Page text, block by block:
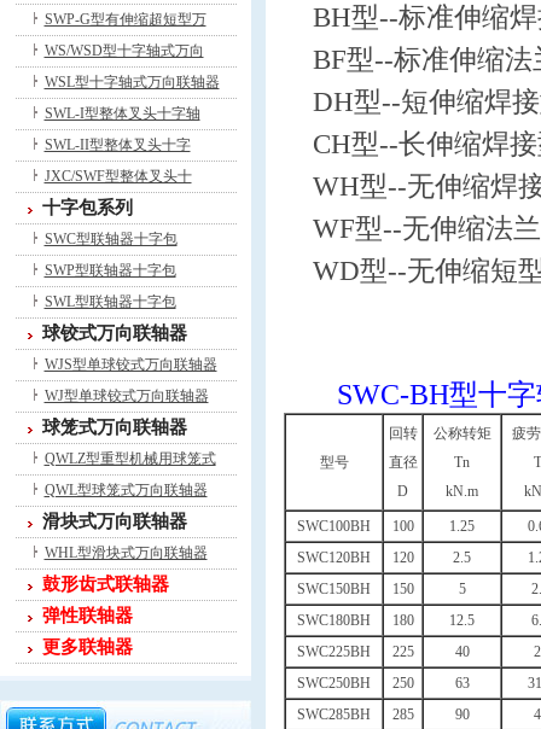
SWP-G型有伸缩超短型万
WS/WSD型十字轴式万向
WSL型十字轴式万向联轴器
SWL-I型整体叉头十字轴
SWL-II型整体叉头十字
JXC/SWF型整体叉头十
十字包系列
SWC型联轴器十字包
SWP型联轴器十字包
SWL型联轴器十字包
球铰式万向联轴器
WJS型单球铰式万向联轴器
WJ型单球铰式万向联轴器
球笼式万向联轴器
QWLZ型重型机械用球笼式
QWL型球笼式万向联轴器
滑块式万向联轴器
WHL型滑块式万向联轴器
鼓形齿式联轴器
弹性联轴器
更多联轴器
BH型--标准伸缩焊
BF型--标准伸缩法
DH型--短伸缩焊
CH型--长伸缩焊
WH型--无伸缩焊
WF型--无伸缩法
WD型--无伸缩短
SWC-BH型十
型号
回转
直径
D
公称转矩
Tn
kN.m
疲
SWC100BH 100 1.25
SWC120BH
120 2.5
SWC150BH
150 5
SWC180BH
180 12.5
SWC225BH
225 40
SWC250BH
250 63
SWC285BH
285 90